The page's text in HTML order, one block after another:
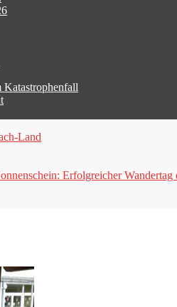
Katastrophenfall
Land
Erfolgreicher